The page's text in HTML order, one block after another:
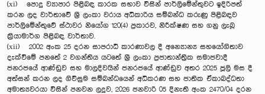
(xi) පොදු ව්‍යාපාර පිළිබඳ කාරක සභාව විසින් පාර්ලිමේන්තුවට ඉදිරිපත්
කරන ලද වාර්තාවේ ශ්‍රී ලංකා වරාය අධිකාරිය සම්බන්ධ කරුණු පිළිබඳව
පාර්ලිමේන්තුවේ ස්ථාවර නියෝග 120(4) ප්‍රකාරව, නිරීක්ෂණ සහ ගනු ලැබූ
ක්‍රියාමාර්ග පිළිබඳ වාර්තාව.
(xii) 2002 අංක 25 දරන සාපරාධී කාරණාවල දී අන්‍යොන්‍ය සහයෝගිතාව
දැක්වීමේ පනතේ 2 වගන්තිය යටතේ ශ්‍රී ලංකා ප්‍රජාතාන්ත්‍රික සමාජවාදී
ජනරජයේ ආණ්ඩුව සහ මාලදිවයින් ජනරජයේ ආණ්ඩුව අතර 2025 ජූලි මස දී
අත්සන් කරන ලද ගිවිසුම සම්බන්ධයෙන් අධිකරණ සහ ජාතික ඒකාබද්ධතා
අමාත්‍යවරයා විසින් පනවන ලදුව, 2026 ජනවාරි 05 දිනැති අංක 2470/04 දරන